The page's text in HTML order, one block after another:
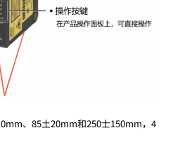
、85土20mm和250士150mm，4